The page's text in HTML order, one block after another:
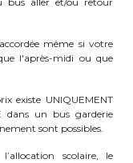
même si votre
l'après-midi ou que
existe UNIQUEMENT
dans un bus garderie
sont possibles.
scolaire, le